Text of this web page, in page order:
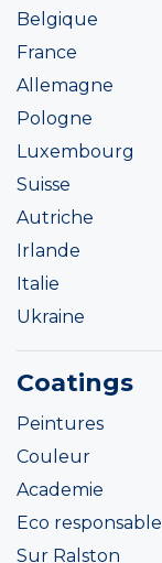
Belgique
France
Allemagne
Pologne
Luxembourg
Suisse
Autriche
Irlande
Italie
Ukraine
Coatings
Peintures
Couleur
Academie
Eco responsable
Sur Ralston